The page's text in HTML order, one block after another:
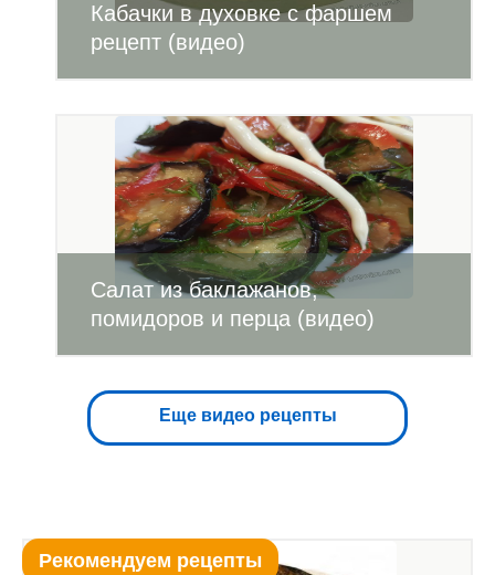
Кабачки в духовке с фаршем
рецепт (видео)
Салат из баклажанов,
помидоров и перца (видео)
Еще видео рецепты
Рекомендуем рецепты